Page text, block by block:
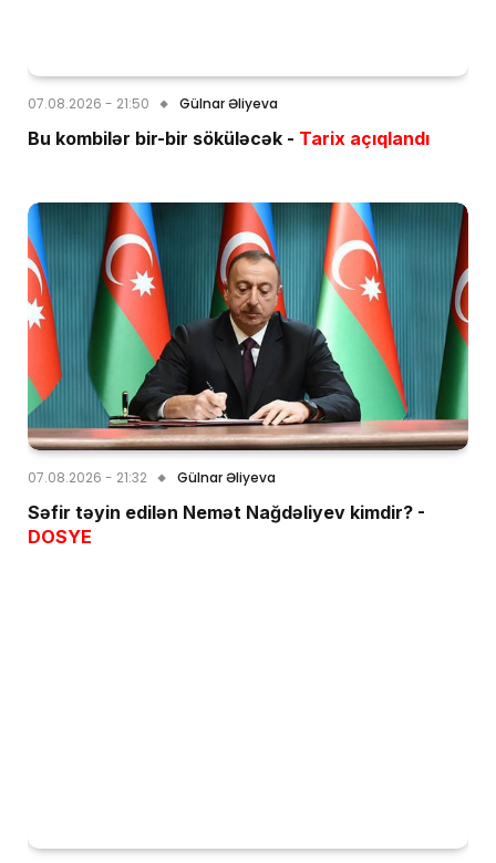
07.08.2026 - 21:50 Gülnar Əliyeva
Bu kombilər bir-bir söküləcək - Tarix açıqlandı
07.08.2026 - 21:32 Gülnar Əliyeva
Səfir təyin edilən Nemət Nağdəliyev kimdir? -
DOSYE